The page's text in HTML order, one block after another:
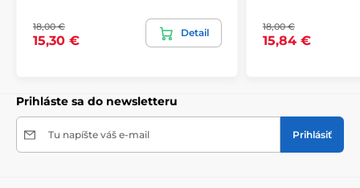
Je pre nás dôležité, aby bol obraz z našej dielne
bezpečne doručený až k vám domov. Preto po
dôkladnom odkontrolovaní kvality balíme obrazy do
nezabudneme na krabicu umiestniť informáciu
prepravy.
18,00 €
15,30 €
Detail 18,00 €
15,84 €
Prihláste sa do newsletteru
Tu napíšte váš e-mail Prihlásiť